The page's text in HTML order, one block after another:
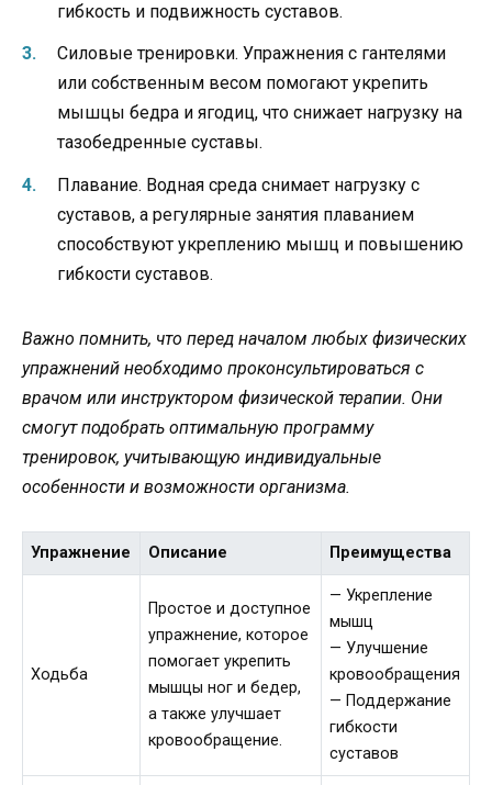
гибкость и подвижность суставов.
Силовые тренировки. Упражнения с гантелями
или собственным весом помогают укрепить
мышцы бедра и ягодиц, что снижает нагрузку на
тазобедренные суставы.
Плавание. Водная среда снимает нагрузку с
суставов, а регулярные занятия плаванием
способствуют укреплению мышц и повышению
гибкости суставов.
Важно помнить, что перед началом любых физических
упражнений необходимо проконсультироваться с
врачом или инструктором физической терапии. Они
смогут подобрать оптимальную программу
тренировок, учитывающую индивидуальные
особенности и возможности организма.
Упражнение Описание Преимущества
Ходьба
Простое и доступное
упражнение, которое
помогает укрепить
мышцы ног и бедер,
а также улучшает
кровообращение.
— Укрепление
мышц
— Улучшение
кровообращения
— Поддержание
гибкости
суставов